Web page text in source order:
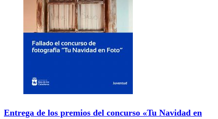
Entrega de los premios del concurso «Tu Navidad en